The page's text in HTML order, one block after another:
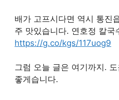
배가 고프시다면 역시 통진
주 맛있습니다. 연호정 칼국
https://g.co/kgs/117uog9
그럼 오늘 글은 여기까지.
좋게습니다.